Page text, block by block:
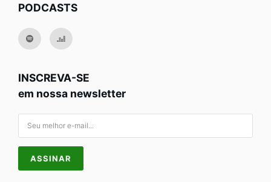
PODCASTS
INSCREVA-SE
em nossa newsletter